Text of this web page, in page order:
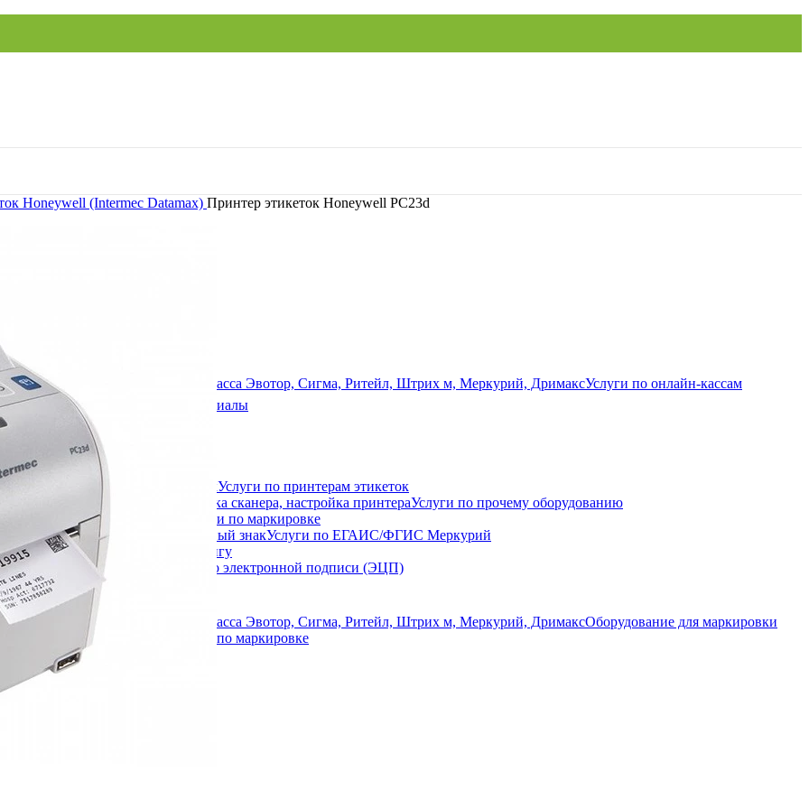
накопитель
Услуги по онлайн-кассам
Расходные материалы
лента
этикетка
Услуги по принтерам этикеток
Услуги по прочему оборудованию
Услуги по маркировке
Услуги по ЕГАИС/ФГИС Меркурий
Услуги по эквайрингу
Услуги по электронной подписи (ЭЦП)
Оборудование для маркировки
Услуги по маркировке
Honeywell (Intermec Datamax) Принтер этикеток Honeywell PC23d